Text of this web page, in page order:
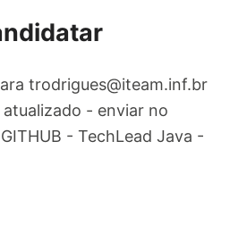
trodrigues@iteam.inf.br
- enviar no
- TechLead Java -